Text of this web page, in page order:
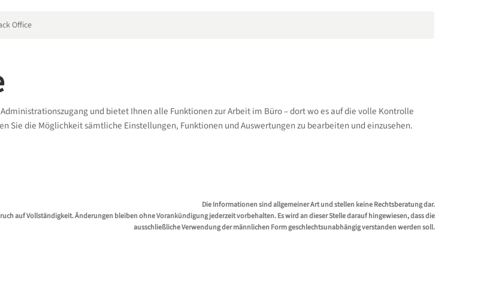
Office
und bietet Ihnen alle Funktionen zur Arbeit im Büro – dort wo es auf die volle Kontrolle
Sie die Möglichkeit sämtliche Einstellungen, Funktionen und Auswertungen zu bearbeiten und einzusehen.
Die Informationen sind allgemeiner Art und stellen keine Rechtsberatung dar.
auf Vollständigkeit. Änderungen bleiben ohne Vorankündigung jederzeit vorbehalten. Es wird an dieser Stelle darauf hingewiesen, dass die
ausschließliche Verwendung der männlichen Form geschlechtsunabhängig verstanden werden soll.